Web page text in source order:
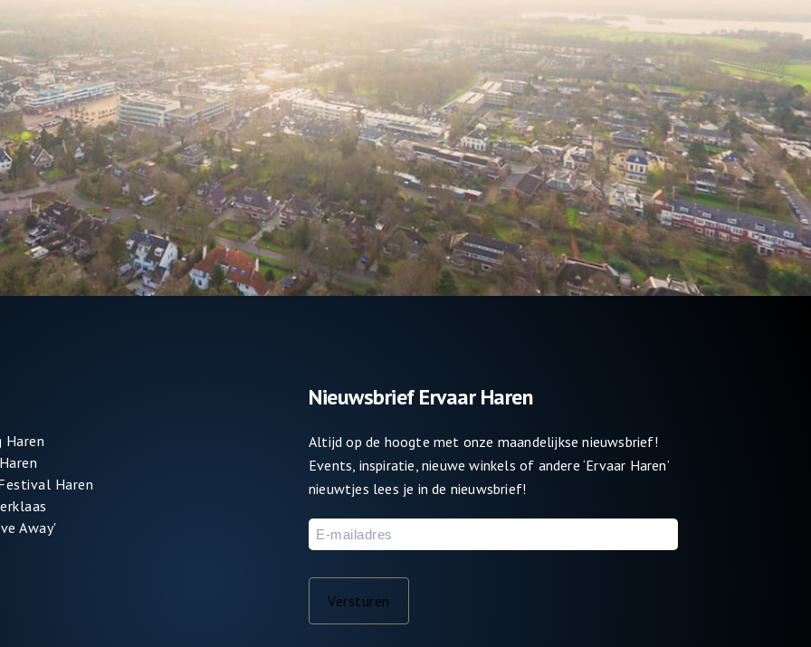
Haren
Haren
Away'
Nieuwsbrief Ervaar Haren
Altijd op de hoogte met onze maandelijkse nieuwsbrief!
Events, inspiratie, nieuwe winkels of andere ‘Ervaar Haren’
nieuwtjes lees je in de nieuwsbrief!
E-
mailadres
Versturen